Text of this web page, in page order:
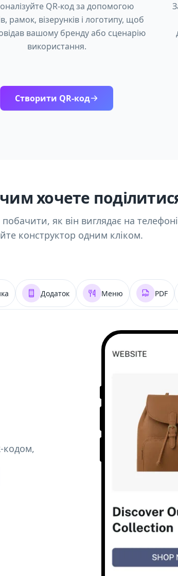
QR-код за допомогою
рамок, візерунків і логотипу, щоб
вашому бренду або сценарію
використання.
Створити QR-код
хочете
як він виглядає на
конструктор одним кліком.
Додаток Меню PDF